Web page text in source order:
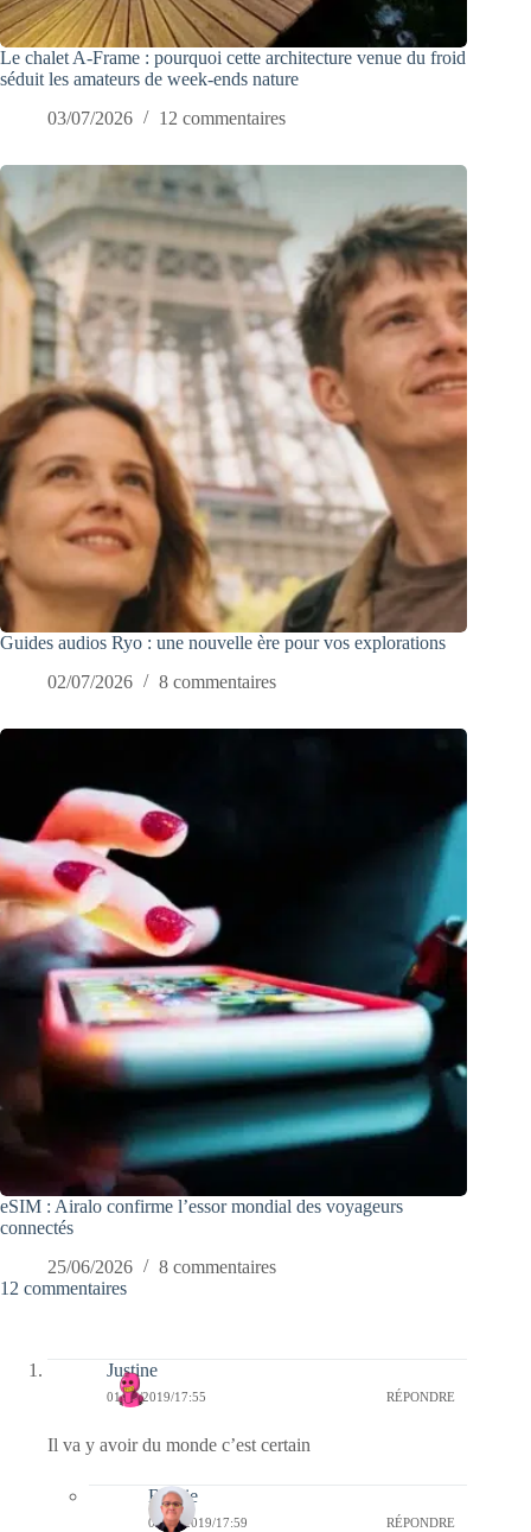
Le chalet A-Frame : pourquoi cette architecture venue du froid
séduit les amateurs de week-ends nature
03/07/2026
12 commentaires
Guides audios Ryo : une nouvelle ère pour vos explorations
02/07/2026
8 commentaires
eSIM : Airalo confirme l’essor mondial des voyageurs
connectés
25/06/2026
8 commentaires
12 commentaires
Justine
01/09/2019/17:55 RÉPONDRE
Il va y avoir du monde c’est certain
Bernie
01/09/2019/17:59 RÉPONDRE